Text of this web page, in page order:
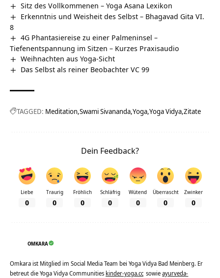
Sitz des Vollkommenen – Yoga Asana Lexikon
Erkenntnis und Weisheit des Selbst – Bhagavad Gita VI.
8
4G Phantasiereise zu einer Palmeninsel –
Tiefenentspannung im Sitzen – Kurzes Praxisaudio
Weihnachten aus Yoga-Sicht
Das Selbst als reiner Beobachter VC 99
TAGGED: Meditation Swami Sivananda Yoga Yoga Vidya Zitate
Dein Feedback?
Liebe
0
Traurig
0
Fröhlich
0
Schläfrig
0
Wütend
0
Überrascht
0
Zwinker
0
OMKARA
Omkara ist Mitglied im Social Media Team bei Yoga Vidya Bad Meinberg. Er
betreut die Yoga Vidya Communities kinder-yoga.cc sowieayurveda-